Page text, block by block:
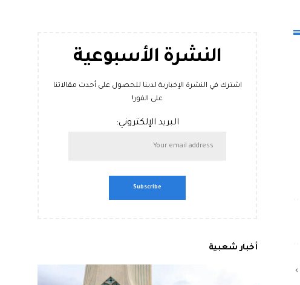
النشرة الأسبوعية
اشترك في النشرة الإخبارية لدينا للحصول على أحدث مقالاتنا
على الفور!
البريد الإلكتروني:
أخبار شعبية